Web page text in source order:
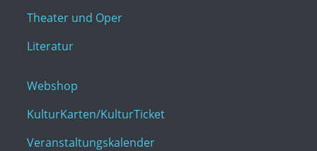
Theater und Oper
Literatur
Webshop
KulturKarten/KulturTicket
Veranstaltungskalender